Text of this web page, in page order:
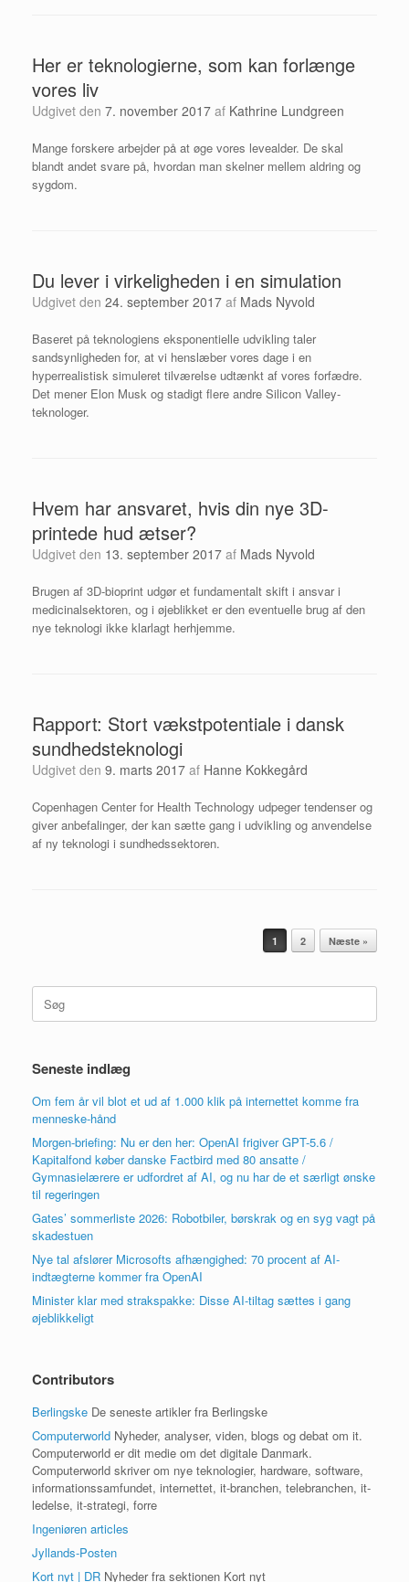
Her er teknologierne, som kan forlænge
vores liv
Udgivet den 7. november 2017 af Kathrine Lundgreen
Mange forskere arbejder på at øge vores levealder. De skal
blandt andet svare på, hvordan man skelner mellem aldring og
sygdom.
Du lever i virkeligheden i en simulation
Udgivet den 24. september 2017 af Mads Nyvold
Baseret på teknologiens eksponentielle udvikling taler
sandsynligheden for, at vi henslæber vores dage i en
hyperrealistisk simuleret tilværelse udtænkt af vores forfædre.
Det mener Elon Musk og stadigt flere andre Silicon Valley-
teknologer.
Hvem har ansvaret, hvis din nye 3D-
printede hud ætser?
Udgivet den 13. september 2017 af Mads Nyvold
Brugen af 3D-bioprint udgør et fundamentalt skift i ansvar i
medicinalsektoren, og i øjeblikket er den eventuelle brug af den
nye teknologi ikke klarlagt herhjemme.
Rapport: Stort vækstpotentiale i dansk
sundhedsteknologi
Udgivet den 9. marts 2017 af Hanne Kokkegård
Copenhagen Center for Health Technology udpeger tendenser og
giver anbefalinger, der kan sætte gang i udvikling og anvendelse
af ny teknologi i sundhedssektoren.
1 2 Næste »
Søg
efter:
Seneste indlæg
Om fem år vil blot et ud af 1.000 klik på internettet komme fra
menneske-hånd
Morgen-briefing: Nu er den her: OpenAI frigiver GPT-5.6 /
Kapitalfond køber danske Factbird med 80 ansatte /
Gymnasielærere er udfordret af AI, og nu har de et særligt ønske
til regeringen
Gates’ sommerliste 2026: Robotbiler, børskrak og en syg vagt på
skadestuen
Nye tal afslører Microsofts afhængighed: 70 procent af AI-
indtægterne kommer fra OpenAI
Minister klar med strakspakke: Disse AI-tiltag sættes i gang
øjeblikkeligt
Contributors
Berlingske De seneste artikler fra Berlingske
Computerworld Nyheder, analyser, viden, blogs og debat om it.
Computerworld er dit medie om det digitale Danmark.
Computerworld skriver om nye teknologier, hardware, software,
informationssamfundet, internettet, it-branchen, telebranchen, it-
ledelse, it-strategi, forre
Ingeniøren articles
Jyllands-Posten
Kort nyt | DR Nyheder fra sektionen Kort nyt